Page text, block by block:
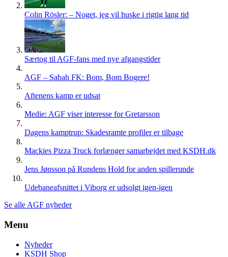
Colin Rösler: – Noget, jeg vil huske i rigtig lang tid
Særtog til AGF-fans med nye afgangstider
AGF – Sabah FK: Bom, Bom Bogere!
Aftenens kamp er udsat
Medie: AGF viser interesse for Gretarsson
Dagens kamptrup: Skadesramte profiler er tilbage
Mackies Pizza Truck forlænger samarbejdet med KSDH.dk
Jens Jønsson på Rundens Hold for anden spillerunde
Udebaneafsnittet i Viborg er udsolgt igen-igen
Se alle AGF nyheder
Menu
Nyheder
KSDH Shop